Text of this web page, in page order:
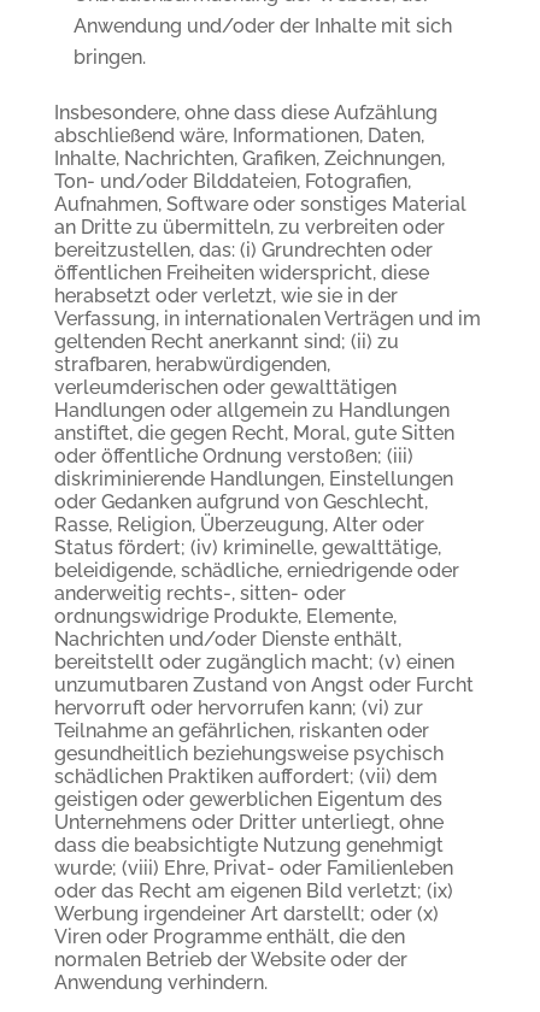
Anwendung und/oder der Inhalte mit sich
bringen.
Insbesondere, ohne dass diese Aufzählung
abschließend wäre, Informationen, Daten,
Inhalte, Nachrichten, Grafiken, Zeichnungen,
Ton- und/oder Bilddateien, Fotografien,
Aufnahmen, Software oder sonstiges Material
an Dritte zu übermitteln, zu verbreiten oder
bereitzustellen, das: (i) Grundrechten oder
öffentlichen Freiheiten widerspricht, diese
herabsetzt oder verletzt, wie sie in der
Verfassung, in internationalen Verträgen und im
geltenden Recht anerkannt sind; (ii) zu
strafbaren, herabwürdigenden,
verleumderischen oder gewalttätigen
Handlungen oder allgemein zu Handlungen
anstiftet, die gegen Recht, Moral, gute Sitten
oder öffentliche Ordnung verstoßen; (iii)
diskriminierende Handlungen, Einstellungen
oder Gedanken aufgrund von Geschlecht,
Rasse, Religion, Überzeugung, Alter oder
Status fördert; (iv) kriminelle, gewalttätige,
beleidigende, schädliche, erniedrigende oder
anderweitig rechts-, sitten- oder
ordnungswidrige Produkte, Elemente,
Nachrichten und/oder Dienste enthält,
bereitstellt oder zugänglich macht; (v) einen
unzumutbaren Zustand von Angst oder Furcht
hervorruft oder hervorrufen kann; (vi) zur
Teilnahme an gefährlichen, riskanten oder
gesundheitlich beziehungsweise psychisch
schädlichen Praktiken auffordert; (vii) dem
geistigen oder gewerblichen Eigentum des
Unternehmens oder Dritter unterliegt, ohne
dass die beabsichtigte Nutzung genehmigt
wurde; (viii) Ehre, Privat- oder Familienleben
oder das Recht am eigenen Bild verletzt; (ix)
Werbung irgendeiner Art darstellt; oder (x)
Viren oder Programme enthält, die den
normalen Betrieb der Website oder der
Anwendung verhindern.